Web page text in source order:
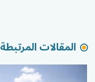
المقالات المرتبطة